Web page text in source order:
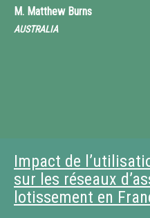
M. Matthew Burns
AUSTRALIA
Impact de
sur les réseaux
lotissement en